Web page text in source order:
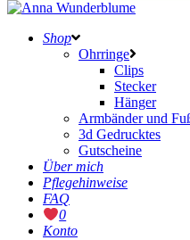
Shop
Ohrringe
Clips
Stecker
Hänger
Armbänder und
3d Gedrucktes
Gutscheine
Über mich
Pflegehinweise
FAQ
0
Konto